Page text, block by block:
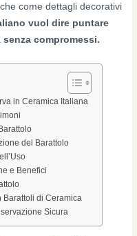
come dettagli decorativi
vuol dire puntare
compromessi.
in Ceramica Italiana
del Barattolo
e Benefici
di Ceramica
Sicura